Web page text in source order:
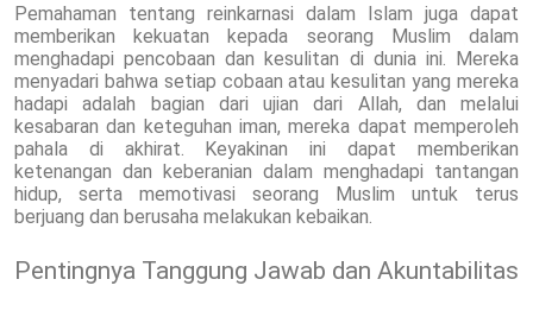
Pemahaman tentang reinkarnasi dalam Islam juga dapat
memberikan kekuatan kepada seorang Muslim dalam
menghadapi pencobaan dan kesulitan di dunia ini. Mereka
menyadari bahwa setiap cobaan atau kesulitan yang mereka
hadapi adalah bagian dari ujian dari Allah, dan melalui
kesabaran dan keteguhan iman, mereka dapat memperoleh
pahala di akhirat. Keyakinan ini dapat memberikan
ketenangan dan keberanian dalam menghadapi tantangan
hidup, serta memotivasi seorang Muslim untuk terus
berjuang dan berusaha melakukan kebaikan.
Pentingnya Tanggung Jawab dan Akuntabilitas